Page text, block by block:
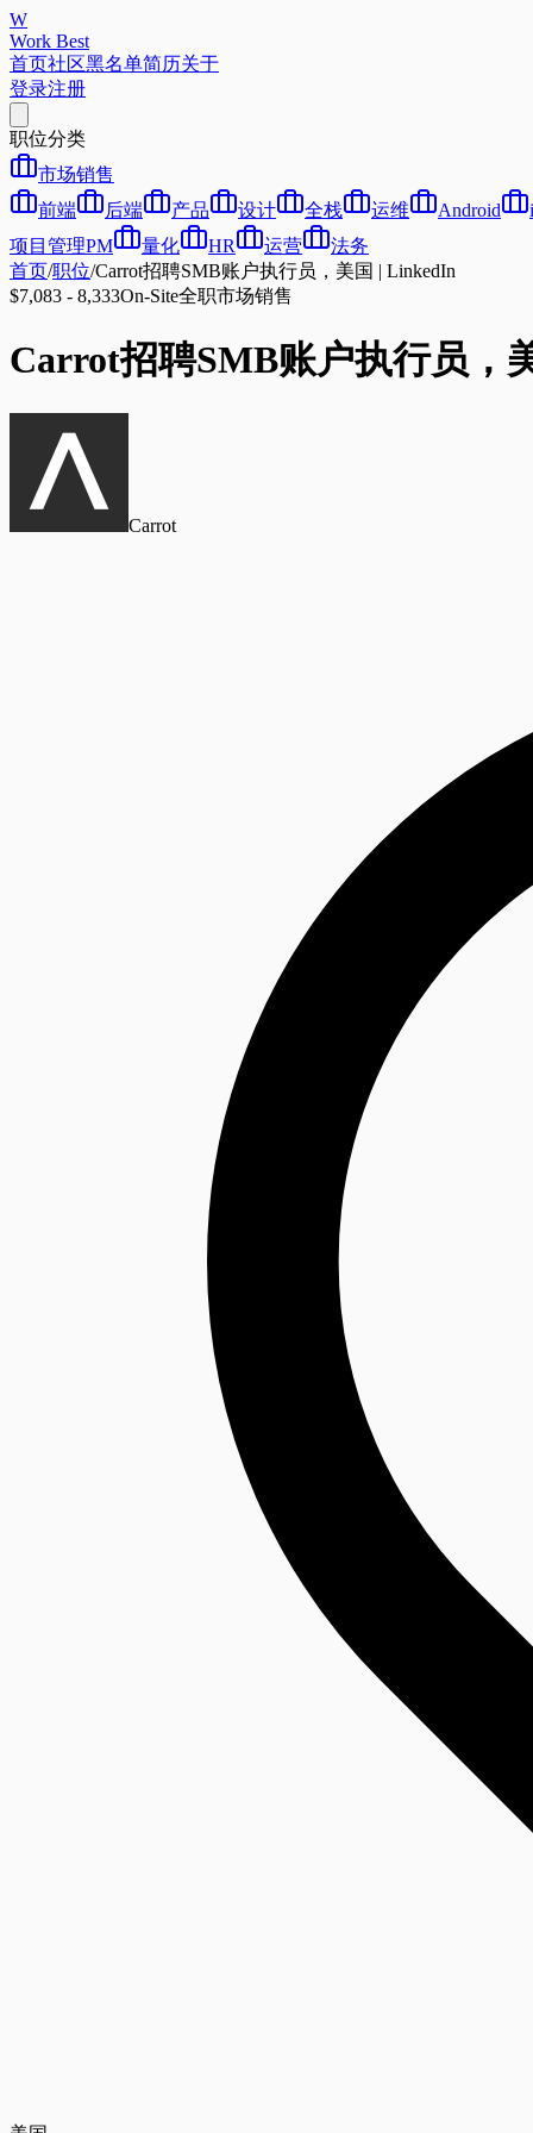
W
Work Best
首页社区黑名单简历关于
登录注册
职位分类
市场销售
前端
后端 产品 设计 全栈 运维 Android
项目管理PM
量化 HR 运营
法务
首页/职位/Carrot招聘SMB账户执行员，美国 | LinkedIn
$7,083 - 8,333On-Site全职市场销售
Carrot招聘SMB账户执行员，
Carrot